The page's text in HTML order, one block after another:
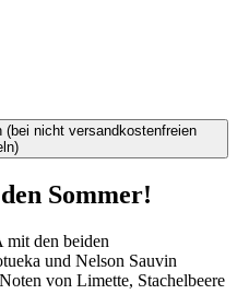
nicht versandkostenfreien
Sommer!
mit den beiden
und Nelson Sauvin
von Limette, Stachelbeere